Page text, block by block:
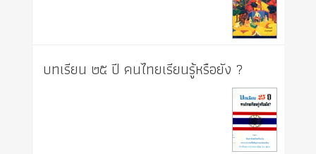
บทเรียน ๒๕ ปี คนไทยเรียนรู้หรือยัง ?